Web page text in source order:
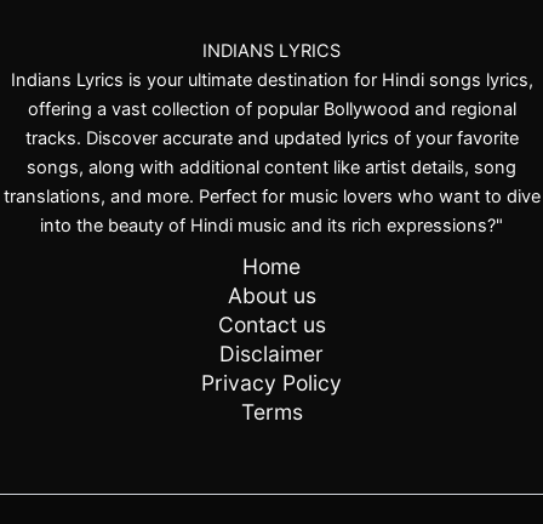
INDIANS LYRICS
Indians Lyrics is your ultimate destination for Hindi songs lyrics,
offering a vast collection of popular Bollywood and regional
tracks. Discover accurate and updated lyrics of your favorite
songs, along with additional content like artist details, song
translations, and more. Perfect for music lovers who want to dive
into the beauty of Hindi music and its rich expressions?"
Home
About us
Contact us
Disclaimer
Privacy Policy
Terms